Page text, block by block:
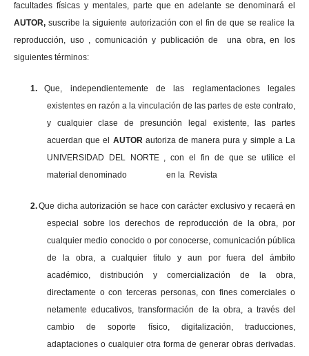
facultades físicas y mentales, parte que en adelante se denominará el
AUTOR,suscribe la siguiente autorización con el fin de que se realice la
reproducción, uso , comunicación y publicación de una obra, en los
siguientes términos:
1.
Que, independientemente de las reglamentaciones legales
existentes en razón a la vinculación de las partes de este contrato,
y cualquier clase de presunción legal existente, las partes
acuerdan que el AUTOR autoriza de manera pura y simple a La
UNIVERSIDAD DEL NORTE , con el fin de que se utilice el
material denominado en la Revista
2.Que dicha autorización se hace con carácter exclusivo y recaerá en
especial sobre los derechos de reproducción de la obra, por
cualquier medio conocido o por conocerse, comunicación pública
de la obra, a cualquier titulo y aun por fuera del ámbito
académico, distribución y comercialización de la obra,
directamente o con terceras personas, con fines comerciales o
netamente educativos, transformación de la obra, a través del
cambio de soporte físico, digitalización, traducciones,
adaptaciones o cualquier otra forma de generar obras derivadas.